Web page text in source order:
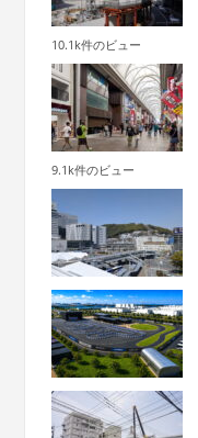
10.1k件のビュー
9.1k件のビュー